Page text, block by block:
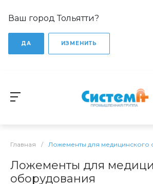
Ваш город Тольятти?
ДА ИЗМЕНИТЬ
Главная / Ложементы для медицинского
Ложементы для
оборудования